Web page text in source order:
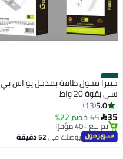
#45
جيبرا محول طاقة بمدخل يو اس بي
سي بقوة 20 واط
5.0
13
35
45 خصم 22%
تم بيع +40 مؤخرًا
تم بيع +40 مؤخرًايوصلك في52 دقيقة